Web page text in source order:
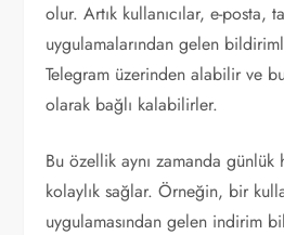
olur. Artık kullanıcılar, e-posta,
uygulamalarından gelen
Telegram üzerinden alabilir ve
olarak bağlı kalabilirler.
Bu özellik aynı zamanda
kolaylık sağlar. Örneğin, bir
uygulamasından gelen indirim